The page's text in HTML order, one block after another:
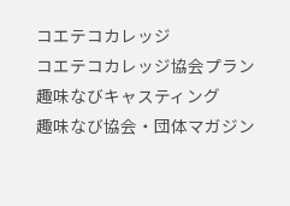
コエテコカレッジ
コエテコカレッジ協会プラン
趣味なびキャスティング
趣味なび協会・団体マガジン